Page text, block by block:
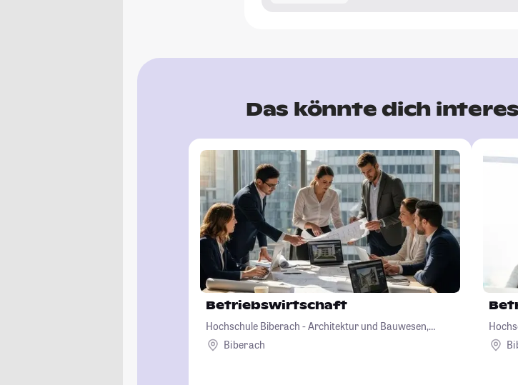
Das könnte dich
Betriebswirtschaft
Hochschule Biberach - Architektur und Bauwesen,
Betriebswirtschaft und Biotechnologie
Biberach